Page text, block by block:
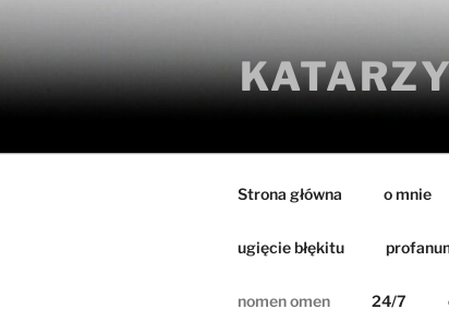
treści
Strona główna o mnie
ugięcie błękitu
nomen omen 24/7